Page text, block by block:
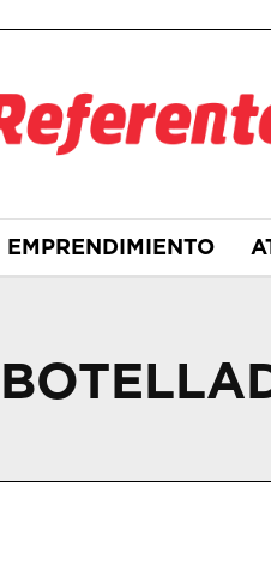
EMPRENDIMIENTO